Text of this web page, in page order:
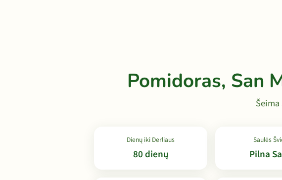
Pomidoras, San
Dienų iki Derliaus
80 dienų
Saulės
Pilna